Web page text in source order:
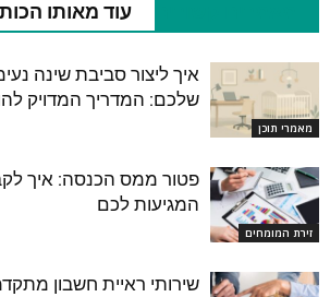
עוד מאותו
מאמרי תוכן
איך ליצור סביבת שינה
שלכם: המדריך המדויק
זירת המומחים
פטור ממס הכנסה: איך
המגיעות לכם
שירותי ראיית חשבון